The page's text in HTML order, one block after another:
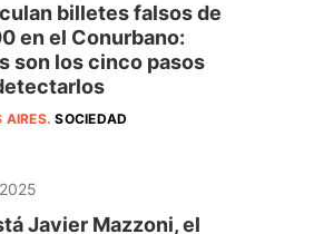
billetes falsos de
en el Conurbano:
son los cinco pasos
AIRES.SOCIEDAD
Javier Mazzoni, el